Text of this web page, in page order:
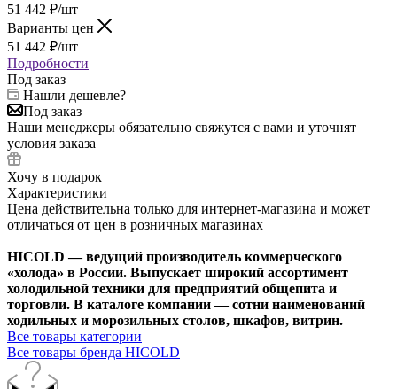
51 442 ₽/шт
Варианты цен
51 442 ₽/шт
Подробности
Под заказ
Нашли дешевле?
Под заказ
Наши менеджеры обязательно свяжутся с вами и уточнят
условия заказа
Хочу в подарок
Характеристики
Цена действительна только для интернет-магазина и может
отличаться от цен в розничных магазинах
HICOLD — ведущий производитель коммерческого
«холода» в России. Выпускает широкий ассортимент
холодильной техники для предприятий общепита и
торговли. В каталоге компании — сотни наименований
ходильных и морозильных столов, шкафов, витрин.
Все товары категории
Все товары бренда HICOLD